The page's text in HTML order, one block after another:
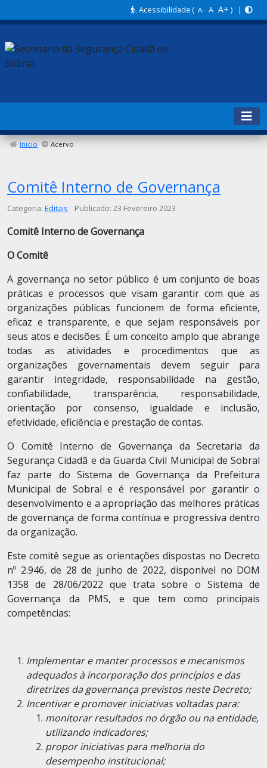
Acessibilidade( A- A A+ ) |
Início Acervo
Comitê Interno de Governança
Detalhes
Categoria: Editais Publicado: 23 Fevereiro 2023
Comitê Interno de Governança
O Comitê
A governança no setor público é um conjunto de boas
práticas e processos que visam garantir com que as
organizações públicas funcionem de forma eficiente,
eficaz e transparente, e que sejam responsáveis ​​por
seus atos e decisões. É um conceito amplo que abrange
todas as atividades e procedimentos que as
organizações governamentais devem seguir para
garantir integridade, responsabilidade na gestão,
confiabilidade, transparência, responsabilidade,
orientação por consenso, igualdade e inclusão,
efetividade, eficiência e prestação de contas.
O Comitê Interno de Governança da Secretaria da
Segurança Cidadã e da Guarda Civil Municipal de Sobral
faz parte do Sistema de Governança da Prefeitura
Municipal de Sobral e é responsável por garantir o
desenvolvimento e a apropriação das melhores práticas
de governança de forma contínua e progressiva dentro
da organização.
Este comitê segue as orientações dispostas no Decreto
nº 2.946, de 28 de junho de 2022, disponível no DOM
1358 de 28/06/2022 que trata sobre o Sistema de
Governança da PMS, e que tem como principais
competências:
Implementar e manter processos e mecanismos
adequados à incorporação dos princípios e das
diretrizes da governança previstos neste Decreto;
Incentivar e promover iniciativas voltadas para:
monitorar resultados no órgão ou na entidade,
utilizando indicadores;
propor iniciativas para melhoria do
desempenho institucional;